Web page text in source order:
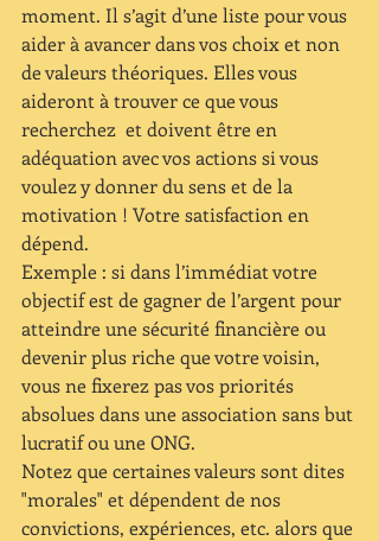
moment. Il s’agit d’une liste pour vous
aider à avancer dans vos choix et non
de valeurs théoriques. Elles vous
aideront à trouver ce que vous
recherchez  et doivent être en
adéquation avec vos actions si vous
voulez y donner du sens et de la
motivation ! Votre satisfaction en
dépend.
Exemple : si dans l’immédiat votre
objectif est de gagner de l’argent pour
atteindre une sécurité financière ou
devenir plus riche que votre voisin,
vous ne fixerez pas vos priorités
absolues dans une association sans but
lucratif ou une ONG.
Notez que certaines valeurs sont dites
"morales" et dépendent de nos
convictions, expériences, etc. alors que